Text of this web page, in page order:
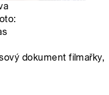
dokument filmařky,